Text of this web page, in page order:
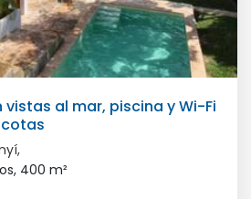
vistas al mar, piscina y Wi-Fi
400 m²